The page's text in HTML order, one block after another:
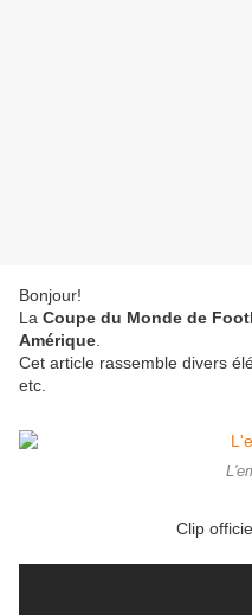
Bonjour!
La Coupe du Monde de
Amérique
Cet article rassemble divers
etc.
Clip